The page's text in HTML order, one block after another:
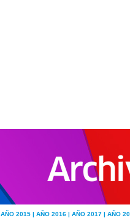
AÑO 2015 | AÑO 2016 | AÑO 2017 | AÑO